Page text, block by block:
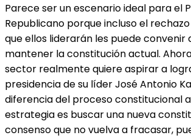
Parece ser un escenario ideal para el
Republicano porque incluso el
que ellos liderarán les puede convenir
mantener la constitución actual.
sector realmente quiere aspirar a
presidencia de su líder José Antonio
diferencia del proceso constitucional
estrategia es buscar una nueva
consenso que no vuelva a fracasar,